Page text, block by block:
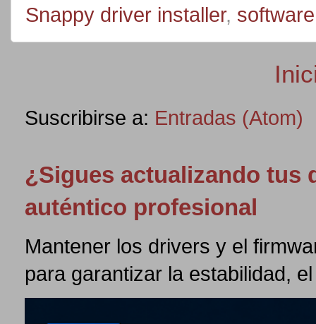
Snappy driver installer,
Suscribirse a: Entradas (Atom)
¿Sigues actualizando tus
auténtico profesional
Mantener los drivers y el
para garantizar la estabilidad,